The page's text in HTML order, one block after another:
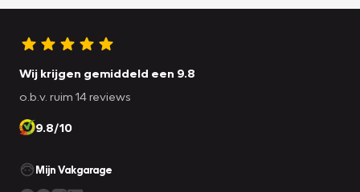
Wij krijgen gemiddeld een 9.8
o.b.v. ruim 14 reviews
9.8/10
Mijn Vakgarage